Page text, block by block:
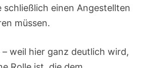
schließlich einen Angestellten
müssen.
weil hier ganz deutlich wird,